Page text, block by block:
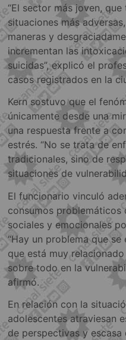
“El sector más joven,
situaciones más
maneras y
incrementan las
suicidas”, explicó el
casos registrados en la
Kern sostuvo que el
únicamente desde una
una respuesta frente a
estrés. “No se trata de
tradicionales, sino de
situaciones de
El funcionario vinculó
consumos problemáticos
sociales y emocionales
“Hay un problema que
que está muy
sobre todo en la
afirmó.
En relación con la
adolescentes atraviesan
de perspectivas y escasa